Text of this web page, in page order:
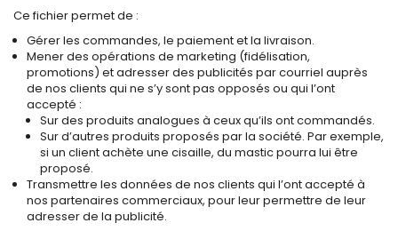
Ce fichier permet de :
Gérer les commandes, le paiement et la livraison.
Mener des opérations de marketing (fidélisation,
promotions) et adresser des publicités par courriel auprès
de nos clients qui ne s’y sont pas opposés ou qui l’ont
accepté :
Sur des produits analogues à ceux qu’ils ont commandés.
Sur d’autres produits proposés par la société. Par exemple,
si un client achète une cisaille, du mastic pourra lui être
proposé.
Transmettre les données de nos clients qui l’ont accepté à
nos partenaires commerciaux, pour leur permettre de leur
adresser de la publicité.